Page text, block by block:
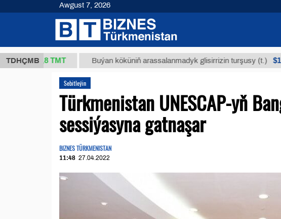
TDHÇMB
37,8 ТМТ Buýan köküniň arassalanmadyk glisirrizin turşusy (t.) $12935,18
Sebitleýin
Türkmenistan UNESCAP-yň
sessiýasyna gatnaşar
BIZNES TÜRKMENISTAN
11:48 27.04.2022
Awgust 7, 2026